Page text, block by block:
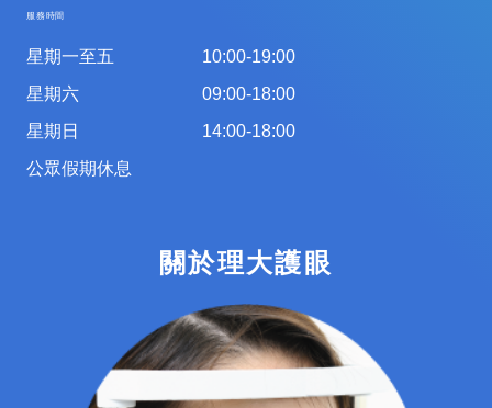
服務時間
星期一至五
星期六
星期日
公眾假期休息
10:00-19:00
09:00-18:00
14:00-18:00
關於理大護眼